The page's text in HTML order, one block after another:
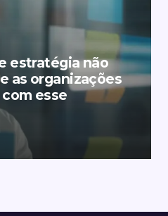
estratégia não
as organizações
esse